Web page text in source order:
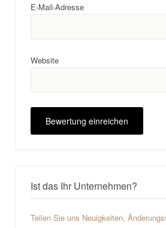
E-Mail-Adresse
Website
Ist das Ihr Unternehmen?
Teilen Sie uns Neuigkeiten,